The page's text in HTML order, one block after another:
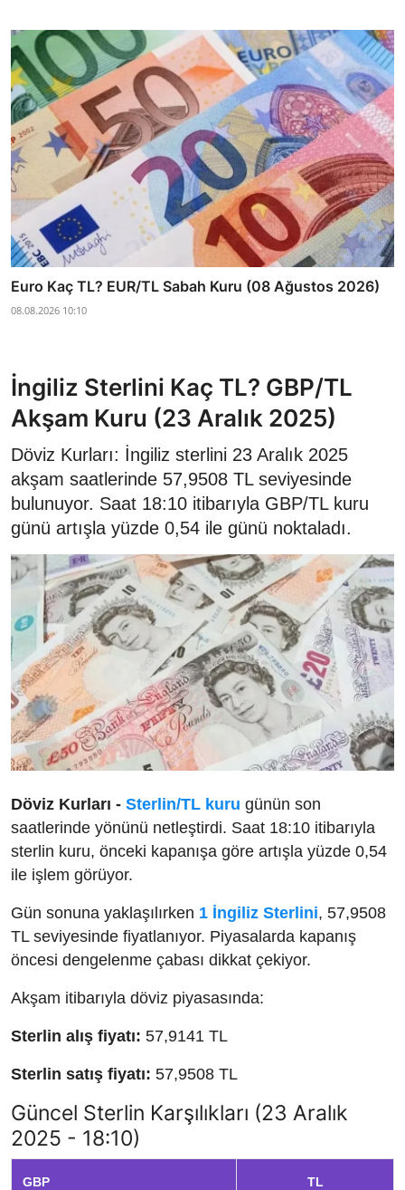
Euro Kaç TL? EUR/TL Sabah Kuru (08 Ağustos 2026)
08.08.2026 10:10
İngiliz Sterlini Kaç TL? GBP/TL
Akşam Kuru (23 Aralık 2025)
Döviz Kurları: İngiliz sterlini 23 Aralık 2025
akşam saatlerinde 57,9508 TL seviyesinde
bulunuyor. Saat 18:10 itibarıyla GBP/TL kuru
günü artışla yüzde 0,54 ile günü noktaladı.
Döviz Kurları - Sterlin/TL kuru günün son
saatlerinde yönünü netleştirdi. Saat 18:10 itibarıyla
sterlin kuru, önceki kapanışa göre artışla yüzde 0,54
ile işlem görüyor.
Gün sonuna yaklaşılırken 1 İngiliz Sterlini, 57,9508
TL seviyesinde fiyatlanıyor. Piyasalarda kapanış
öncesi dengelenme çabası dikkat çekiyor.
Akşam itibarıyla döviz piyasasında:
Sterlin alış fiyatı: 57,9141 TL
Sterlin satış fiyatı: 57,9508 TL
Güncel Sterlin Karşılıkları (23 Aralık
2025 - 18:10)
GBP TL